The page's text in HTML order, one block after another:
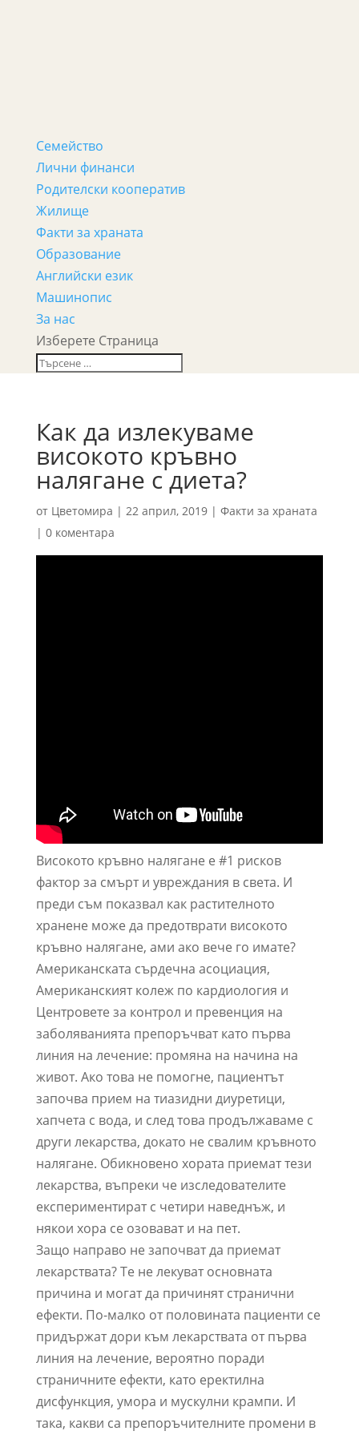
Семейство
Лични финанси
Родителски кооператив
Жилище
Факти за храната
Образование
Английски език
Машинопис
За нас
Изберете Страница
Как да излекуваме
високото кръвно
налягане с диета?
от Цветомира | 22 април, 2019| Факти за храната
| 0 коментара
Високото кръвно налягане е #1 рисков
фактор за смърт и увреждания в света. И
преди съм показвал как растителното
хранене може да предотврати високото
кръвно налягане, ами ако вече го имате?
Американската сърдечна асоциация,
Американският колеж по кардиология и
Центровете за контрол и превенция на
заболяванията препоръчват като първа
линия на лечение: промяна на начина на
живот. Ако това не помогне, пациентът
започва прием на тиазидни диуретици,
хапчета с вода, и след това продължаваме с
други лекарства, докато не свалим кръвното
налягане. Обикновено хората приемат тези
лекарства, въпреки че изследователите
експериментират с четири наведнъж, и
някои хора се озовават и на пет.
Защо направо не започват да приемат
лекарствата? Те не лекуват основната
причина и могат да причинят странични
ефекти. По-малко от половината пациенти се
придържат дори към лекарствата от първа
линия на лечение, вероятно поради
страничните ефекти, като еректилна
дисфункция, умора и мускулни крампи. И
така, какви са препоръчителните промени в